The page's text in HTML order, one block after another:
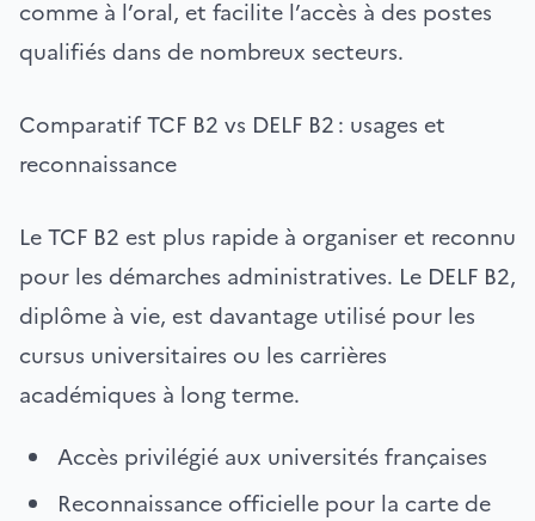
comme à l’oral, et facilite l’accès à des postes
qualifiés dans de nombreux secteurs.
Comparatif TCF B2 vs DELF B2 : usages et
reconnaissance
Le TCF B2 est plus rapide à organiser et reconnu
pour les démarches administratives. Le DELF B2,
diplôme à vie, est davantage utilisé pour les
cursus universitaires ou les carrières
académiques à long terme.
Accès privilégié aux universités françaises
Reconnaissance officielle pour la carte de